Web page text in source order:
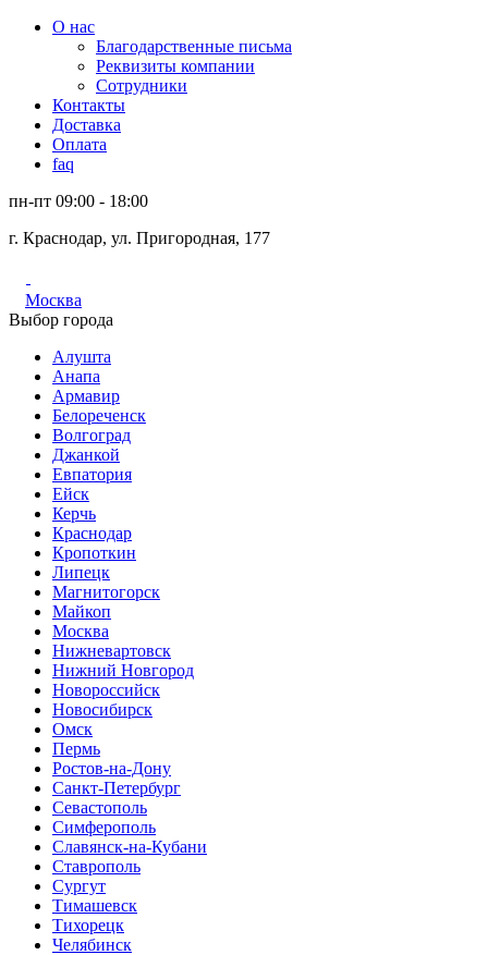
О нас
Благодарственные письма
Реквизиты компании
Сотрудники
Контакты
Доставка
Оплата
faq
пн-пт 09:00 - 18:00
г. Краснодар, ул. Пригородная, 177
Москва
Выбор города
Алушта
Анапа
Армавир
Белореченск
Волгоград
Джанкой
Евпатория
Ейск
Керчь
Краснодар
Кропоткин
Липецк
Магнитогорск
Майкоп
Москва
Нижневартовск
Нижний Новгород
Новороссийск
Новосибирск
Омск
Пермь
Ростов-на-Дону
Санкт-Петербург
Севастополь
Симферополь
Славянск-на-Кубани
Ставрополь
Сургут
Тимашевск
Тихорецк
Челябинск